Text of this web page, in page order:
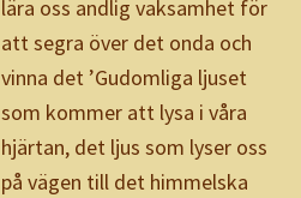
lära oss andlig vaksamhet för
att segra över det onda och
vinna det ’Gudomliga ljuset
som kommer att lysa i våra
hjärtan, det ljus som lyser oss
på vägen till det himmelska